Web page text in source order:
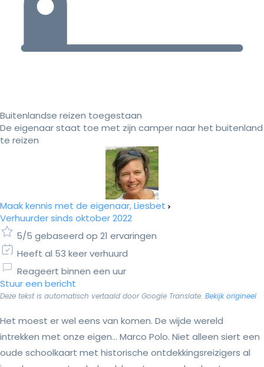
Buitenlandse reizen toegestaan
De eigenaar staat toe met zijn camper naar het buitenland
te reizen
Maak kennis met de eigenaar, Liesbet
Verhuurder sinds oktober 2022
5/5 gebaseerd op 21 ervaringen
Heeft al 53 keer verhuurd
Reageert binnen een uur
Stuur een bericht
Deze tekst is automatisch vertaald door Google Translate. Bekijk origineel
Het moest er wel eens van komen. De wijde wereld
intrekken met onze eigen… Marco Polo. Niet alleen siert een
oude schoolkaart met historische ontdekkingsreizigers al